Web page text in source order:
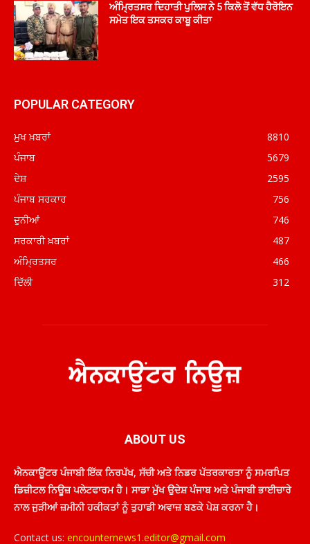
ਅੰਮ੍ਰਿਤਸਰ ਦਿਹਾਤੀ ਪੁਲਿਸ ਨੇ 5 ਕਿਲੋ ਤੋਂ ਵੱਧ ਹੈਰੋਇਨ
ਸਮੇਤ ਇਕ ਤਸਕਰ ਕਾਬੂ ਕੀਤਾ
POPULAR CATEGORY
ਮੁਖ ਖ਼ਬਰਾਂ
8810
ਪੰਜਾਬ
5679
ਦੇਸ਼
2595
ਪੰਜਾਬ ਸਰਕਾਰ
756
ਦੁਨੀਆਂ
746
ਸਰਕਾਰੀ ਖ਼ਬਰਾਂ
487
ਅੰਮ੍ਰਿਤਸਰ
466
ਦਿੱਲੀ
312
ABOUT US
ਐਨਕਾਊਂਟਰ ਪੰਜਾਬੀ ਇੱਕ ਨਿਰਪੱਖ, ਸੱਚੀ ਅਤੇ ਨਿਡਰ ਪੱਤਰਕਾਰਤਾ ਨੂੰ ਸਮਰਪਿਤ
ਡਿਜ਼ੀਟਲ ਨਿਊਜ਼ ਪਲੇਟਫਾਰਮ ਹੈ। ਸਾਡਾ ਮੁੱਖ ਉਦੇਸ਼ ਪੰਜਾਬ ਅਤੇ ਪੰਜਾਬੀ ਭਾਈਚਾਰੇ
ਨਾਲ ਜੁੜੀਆਂ ਜ਼ਮੀਨੀ ਹਕੀਕਤਾਂ ਨੂੰ ਤੁਹਾਡੀ ਅਵਾਜ਼ ਬਣਕੇ ਪੇਸ਼ ਕਰਨਾ ਹੈ।
Contact us: encounternews1.editor@gmail.com